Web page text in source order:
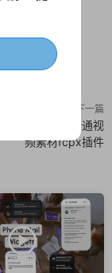
下一篇
线条图形动画卡通视
频素材fcpx插件